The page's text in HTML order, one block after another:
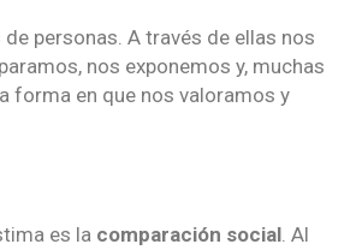
personas. A través de ellas nos
nos exponemos y, muchas
forma en que nos valoramos y
es la comparación social. Al